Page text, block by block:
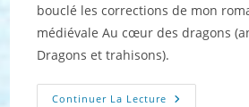
bouclé les corrections de mon
médiévale Au cœur des dragons
Dragons et trahisons).
Continuer La Lecture Le